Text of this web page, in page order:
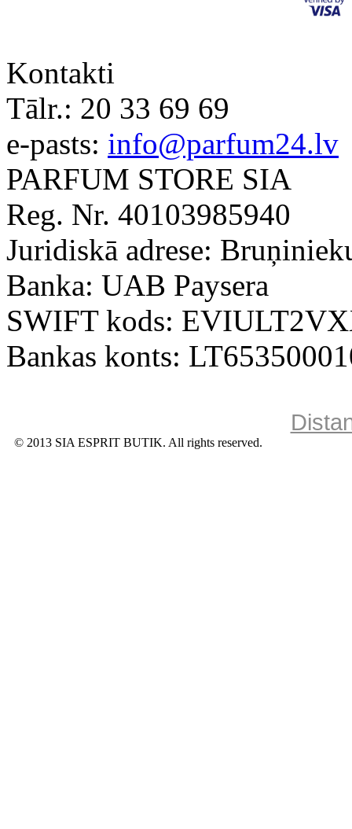
Kontakti
Tālr.: 20 33 69 69
e-pasts: info@parfum24.lv
PARFUM STORE SIA
Reg. Nr. 40103985940
Juridiskā adrese:
Banka: UAB Paysera
SWIFT kods:
Bankas konts:
© 2013 SIA ESPRIT BUTIK. All rights reserved.